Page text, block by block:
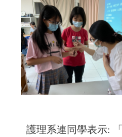
護理系連同學表示: